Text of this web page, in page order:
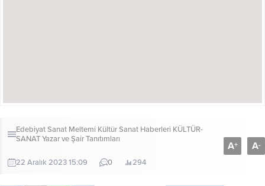
Edebiyat Sanat Meltemi Kültür Sanat Haberleri KÜLTÜR-
SANATYazar ve Şair Tanıtımları
22 Aralık 2023 15:09 0 294
A+ A-